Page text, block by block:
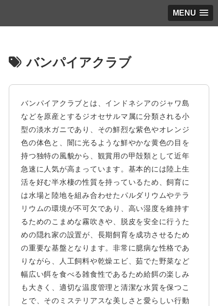
MENU
バンパイアクラブ
バンパイアクラブとは、インドネシアのジャワ島
などを原産とするジオセサルマ属に分類される小
型の淡水ガニであり、その鮮烈な紫色やオレンジ
色の体色と、闇に光るような鮮やかな黄色の目を
持つ独特の風貌から、観賞用の甲殻類として近年
急速に人気が高まっています。基本的には陸上生
活を好む半水棲の性質を持っているため、飼育に
は水場と陸地を組み合わせたパルダリウムやテラ
リウムの環境が不可欠であり、高い湿度を維持す
るためのこまめな霧吹きや、脱皮を安全に行うた
めの隠れ家の設置が、長期飼育を成功させるため
の重要な基盤となります。非常に臆病な性格であ
りながら、人工飼料や乾燥エビ、茹でた野菜など
幅広い餌を食べる雑食性であるため給餌の楽しみ
も大きく、適切な温度管理と清潔な水質を保つこ
とで、そのミステリアスな美しさと愛らしい行動